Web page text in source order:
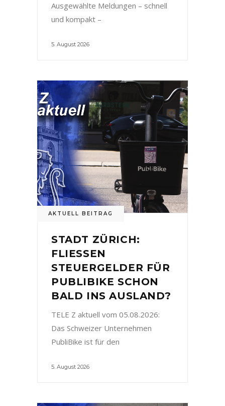
Ausgewählte Meldungen – schnell
und kompakt –
5. August 2026
AKTUELL BEITRAG
STADT ZÜRICH:
FLIESSEN
STEUERGELDER FÜR
PUBLIBIKE SCHON
BALD INS AUSLAND?
TELE Z aktuell vom 05.08.2026:
Das Schweizer Unternehmen
PubliBike ist für den
5. August 2026